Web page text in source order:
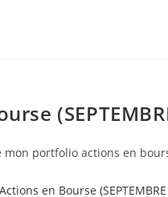
portfolio actions en